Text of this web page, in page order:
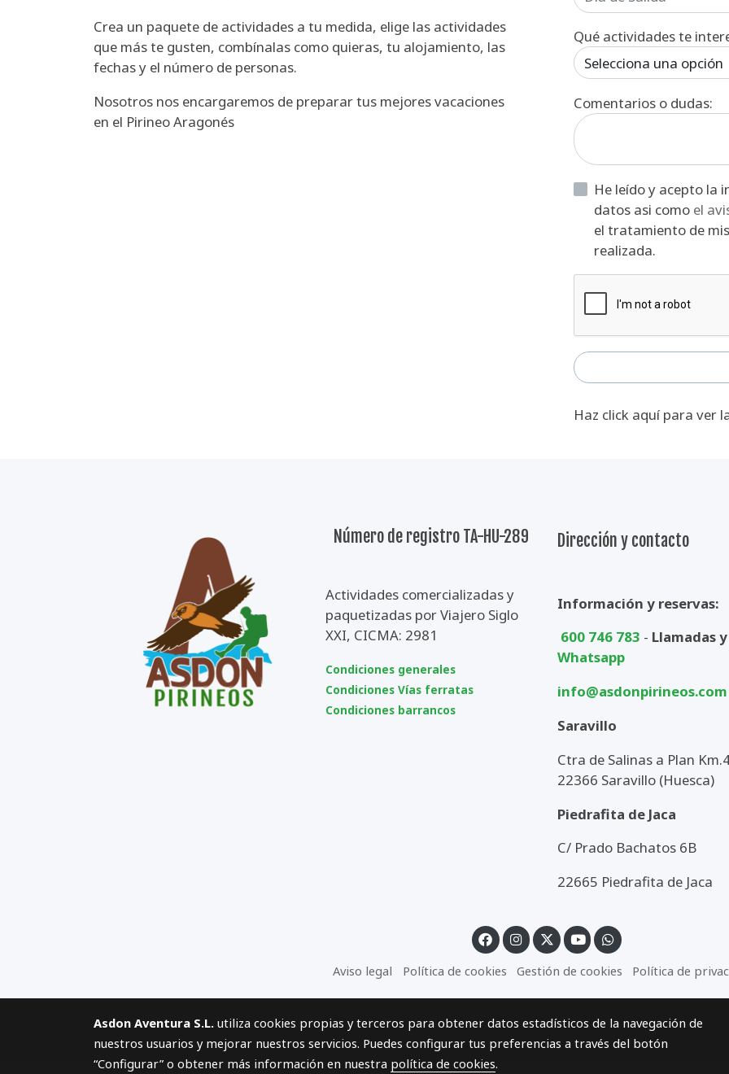
Crea un paquete de actividades a tu medida, elige las actividades
que más te gusten, combínalas como quieras, tu alojamiento, las
fechas y el número de personas.
Nosotros nos encargaremos de preparar tus mejores vacaciones
en el Pirineo Aragonés
Qué actividades te
Selecciona una opción
Comentarios o dudas:
He leído y acepto la información básica sobre protección de
datos asi como el
el tratamiento de
realizada.
Haz click aquí para ver
Número de registro TA-HU-289
Actividades comercializadas y
paquetizadas por Viajero Siglo
XXI, CICMA: 2981
Condiciones generales
Condiciones Vías ferratas
Condiciones barrancos
Dirección y contacto
Información y reservas:
600 746 783 - Llamadas y
Whatsapp
info@asdonpirineos.com
Saravillo
Ctra de Salinas a Plan
22366 Saravillo (Huesca)
Piedrafita de Jaca
C/ Prado Bachatos 6B
22665 Piedrafita de Jaca
Aviso legal Política de cookies Gestión de cookies Política de
Asdon Aventura S.L.utiliza cookies propias y terceros para obtener datos estadísticos de la navegación de
nuestros usuarios y mejorar nuestros servicios. Puedes configurar tus preferencias a través del botón
“Configurar” o obtener más información en nuestra política de cookies.